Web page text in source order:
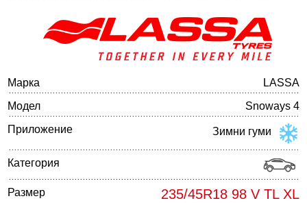
Марка
LASSA
Модел
Snoways 4
Приложение
Зимни гуми
Категория
Размер 235/45R18 98 V TL XL